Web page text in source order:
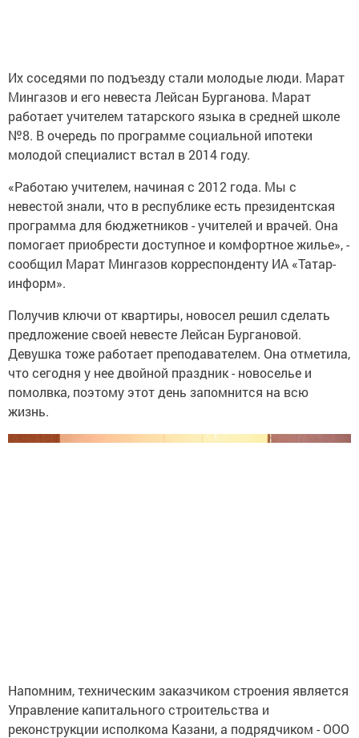
Их соседями по подъезду стали молодые люди. Марат
Мингазов и его невеста Лейсан Бурганова. Марат
работает учителем татарского языка в средней школе
№8. В очередь по программе социальной ипотеки
молодой специалист встал в 2014 году.
«Работаю учителем, начиная с 2012 года. Мы с
невестой знали, что в республике есть президентская
программа для бюджетников - учителей и врачей. Она
помогает приобрести доступное и комфортное жилье», -
сообщил Марат Мингазов корреспонденту ИА «Татар-
информ».
Получив ключи от квартиры, новосел решил сделать
предложение своей невесте Лейсан Бургановой.
Девушка тоже работает преподавателем. Она отметила,
что сегодня у нее двойной праздник - новоселье и
помолвка, поэтому этот день запомнится на всю
жизнь.
Напомним, техническим заказчиком строения является
Управление капитального строительства и
реконструкции исполкома Казани, а подрядчиком - ООО